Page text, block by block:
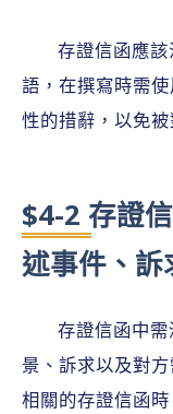
存證信函應
語，在撰寫時需
性的措辭，以免
$4-2 存證
述事件、訴
存證信函中
景、訴求以及對
相關的存證信函